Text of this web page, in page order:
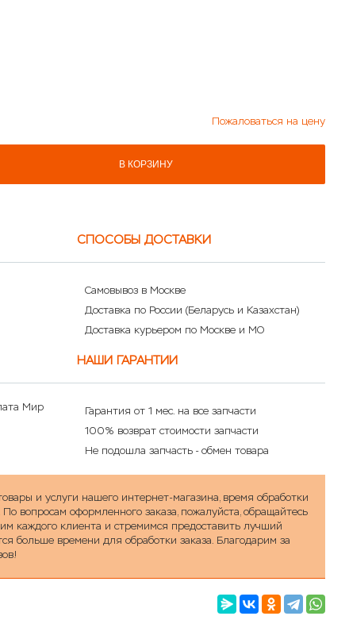
Пожаловаться на цену
В КОРЗИНУ
СПОСОБЫ ДОСТАВКИ
Самовывоз в Москве
Доставка по России (Беларусь и Казахстан)
Доставка курьером по Москве и МО
НАШИ ГАРАНТИИ
Гарантия от 1 мес. на все запчасти
100% возврат стоимости запчасти
Не подошла запчасть - обмен товара
и услуги нашего интернет-магазина, время обработки
вопросам оформленного заказа, пожалуйста, обращайтесь
каждого клиента и стремимся предоставить лучший
больше времени для обработки заказа. Благодарим за